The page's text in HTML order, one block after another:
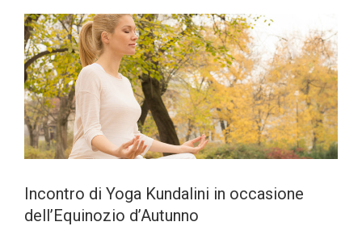
Incontro di Yoga Kundalini in occasione
dell’Equinozio d’Autunno